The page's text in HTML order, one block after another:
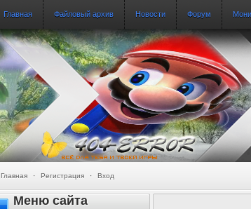
Главная Файловый архив Новости Форум
Главная · Регистрация · Вход
Меню сайта